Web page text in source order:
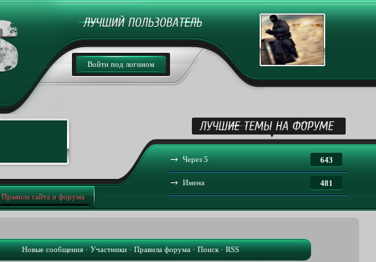
Войти под логином
643
Через 5
481
Имена
Правила сайта и форума
Новые сообщения·Участники·Правила форума·Поиск·RSS